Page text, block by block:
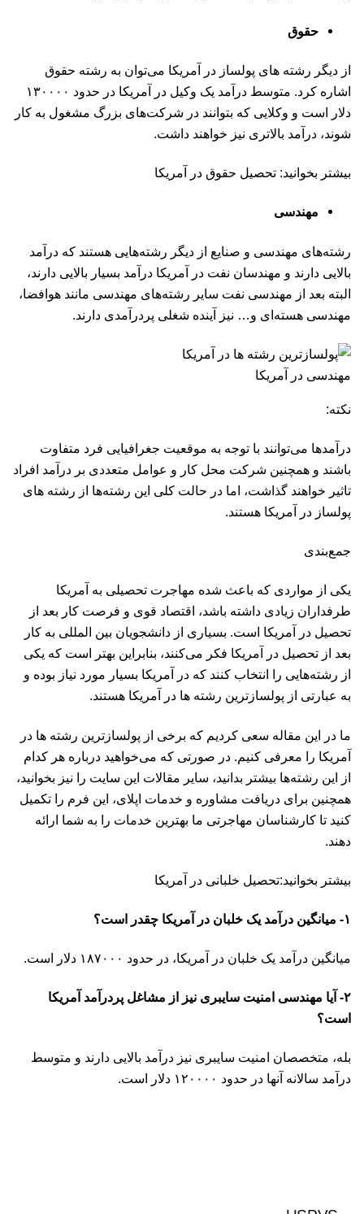
حقوق
از دیگر رشته های پولساز در آمریکا می‌توان به رشته حقوق
اشاره کرد. متوسط درآمد یک وکیل در آمریکا در حدود ۱۳۰۰۰۰
دلار است و وکلایی که بتوانند در شرکت‌های بزرگ مشغول به کار
شوند، درآمد بالاتری نیز خواهند داشت.
بیشتر بخوانید: تحصیل حقوق در آمریکا
مهندسی
رشته‌های مهندسی و صنایع از دیگر رشته‌هایی هستند که درآمد
بالایی دارند و مهندسان نفت در آمریکا درآمد بسیار بالایی دارند،
البته بعد از مهندسی نفت سایر رشته‌های مهندسی مانند هوافضا،
مهندسی هسته‌ای و… نیز آینده شغلی پردرآمدی دارند.
مهندسی در آمریکا
نکته:
درآمدها می‌توانند با توجه به موقعیت جغرافیایی فرد متفاوت
باشند و همچنین شرکت محل کار و عوامل متعددی بر درآمد افراد
تاثیر خواهند گذاشت، اما در حالت کلی این رشته‌ها از رشته های
پولساز در آمریکا هستند.
جمع‌بندی
یکی از مواردی که باعث شده مهاجرت تحصیلی به آمریکا
طرفداران زیادی داشته باشد، اقتصاد قوی و فرصت کار بعد از
تحصیل در آمریکا است. بسیاری از دانشجویان بین المللی به کار
بعد از تحصیل در آمریکا فکر می‌کنند، بنابراین بهتر است که یکی
از رشته‌هایی را انتخاب کنند که در آمریکا بسیار مورد نیاز بوده و
به عبارتی از پولسازترین رشته ها در آمریکا هستند.
ما در این مقاله سعی کردیم که برخی از پولسازترین رشته ها در
آمریکا را معرفی کنیم. در صورتی که می‌خواهید درباره هر کدام
از این رشته‌‌ها بیشتر بدانید،‌ سایر مقالات این سایت را نیز بخوانید،‌
همچنین برای دریافت مشاوره و خدمات اپلای، این فرم را تکمیل
کنید تا کارشناسان مهاجرتی ما بهترین خدمات را به شما ارائه
دهند.
بیشتر بخوانید:‌تحصیل خلبانی در آمریکا
۱- میانگین درآمد یک خلبان در آمریکا چقدر است؟
میانگین درآمد یک خلبان در آمریکا، در حدود ۱۸۷۰۰۰ دلار است.
۲- آیا مهندسی امنیت سایبری نیز از مشاغل پردرآمد آمریکا
است؟
بله، متخصصان امنیت سایبری نیز درآمد بالایی دارند و متوسط
درآمد سالانه آنها در حدود ۱۲۰۰۰۰ دلار است.